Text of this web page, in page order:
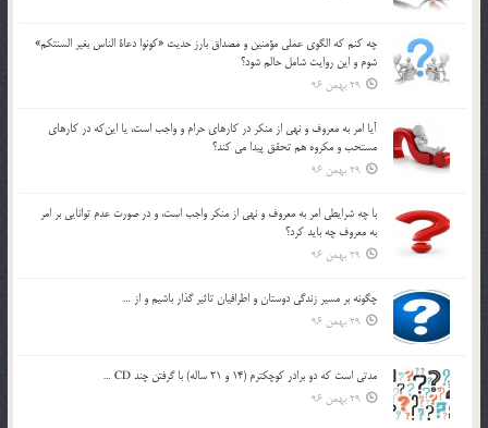
چه كنم كه الگوي عملي مؤمنين و مصداق بارز حديث «كونوا دعاة الناس بغير السنتكم»
شوم و اين روايت شامل حالم شود؟
29 بهمن 96
آيا امر به معروف و نهي از منكر در كارهاي حرام و واجب است، يا اين‌كه در كارهاي
مستحب و مكروه هم تحقق پيدا مي كند؟
29 بهمن 96
با چه شرايطي امر به معروف و نهي از منکر واجب است، و در صورت عدم توانايي بر امر
به معروف چه بايد کرد؟
29 بهمن 96
چگونه بر مسير زندگي دوستان و اطرافيان تاثير گذار باشيم و از …
29 بهمن 96
مدتي است كه دو برادر كوچكترم (14 و 21 ساله) با گرفتن چند CD …
29 بهمن 96